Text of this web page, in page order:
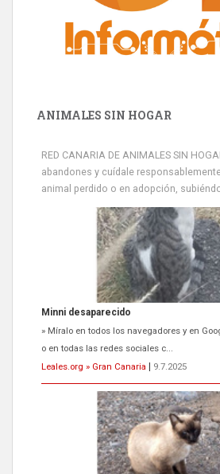
ANIMALES SIN HOGAR
RED CANARIA DE ANIMALES SIN
abandones y cuídale
animal perdido o en adopción,
Siami Perdida
Se llama Siami,es hembra de 4
oreja,cariñosa,mimosa pero miedosa,e...
Leales.org » Gran Canaria
9.7.2025